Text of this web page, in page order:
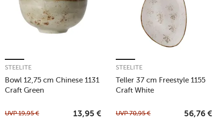
Bowl 12,75 cm Chinese 1131
Craft Green
STEELITE
UVP19,95 € 13,95 €
Teller 37 cm Freestyle 1155
Craft White
STEELITE
UVP70,95 € 56,76 €